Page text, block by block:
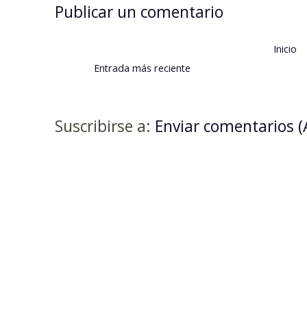
Publicar un comentario
Entrada más reciente
Inicio
Suscribirse a: Enviar comentarios